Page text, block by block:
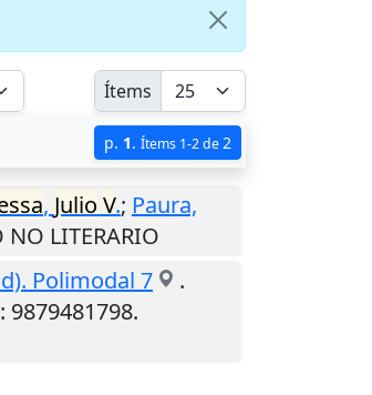
Ítems
p. 1. Ítems 1-2 de 2
, Julio V.; Paura,
NO LITERARIO
Polimodal 7
.
9879481798.